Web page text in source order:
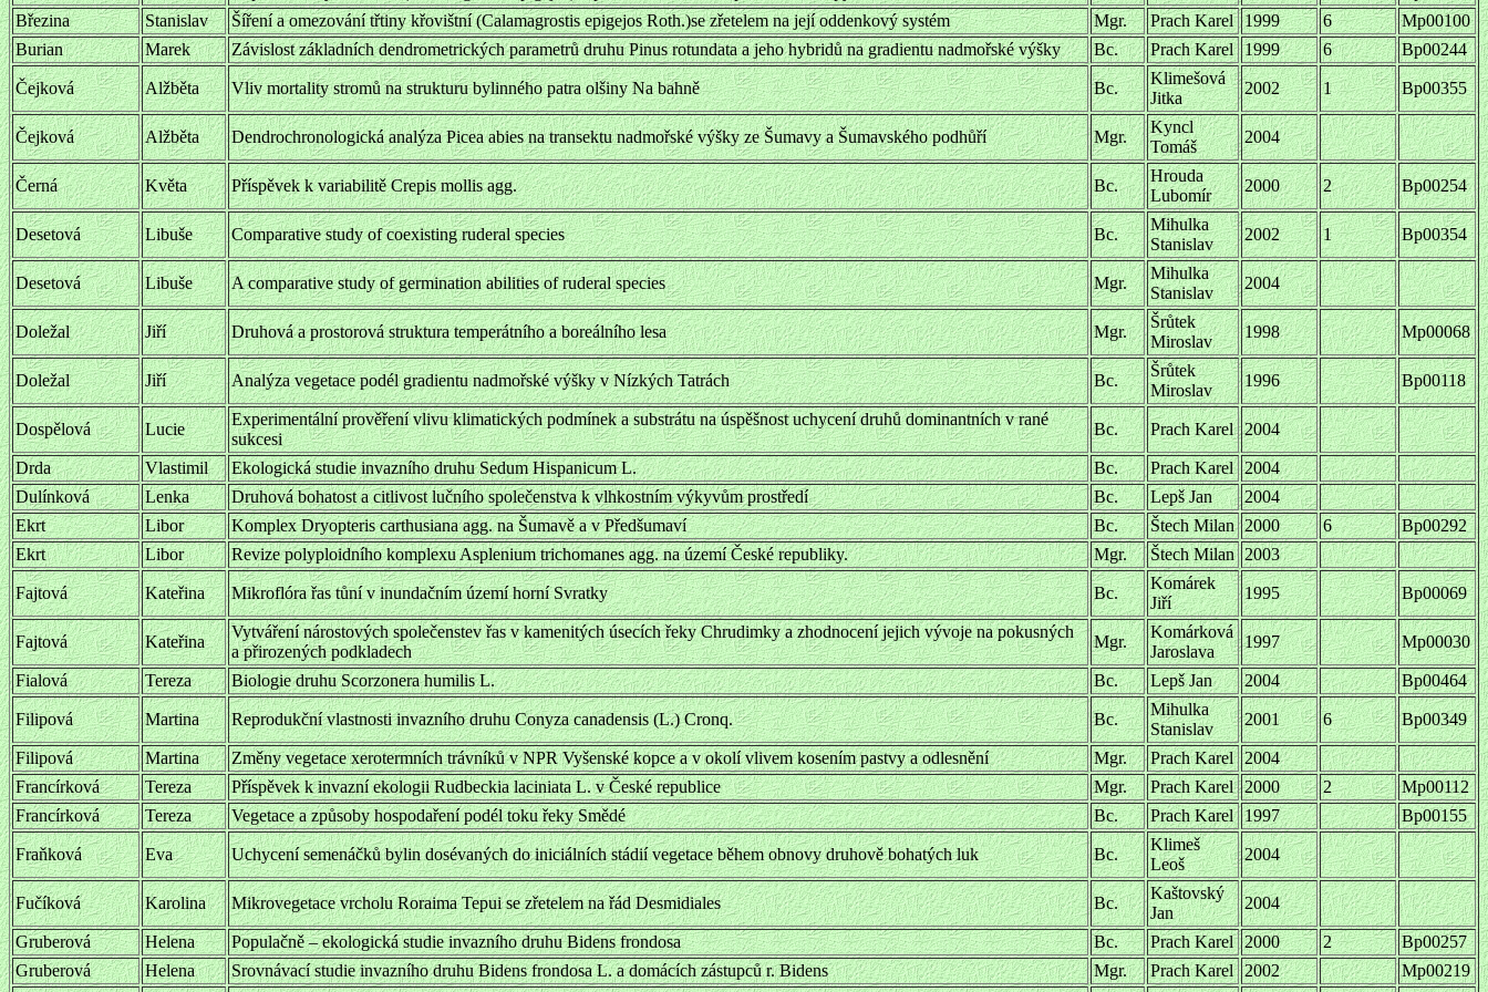
Březina
Stanislav Šíření a omezování třtiny křovištní (Calamagrostis epigejos Roth.)se zřetelem na její oddenkový systém Mgr. Prach Karel 1999 6
Mp00100
Burian
Marek Závislost základních dendrometrických parametrů druhu Pinus rotundata a jeho hybridů na gradientu nadmořské výšky Bc. Prach Karel 1999 6 Bp00244
Čejková Alžběta Vliv mortality stromů na strukturu bylinného patra olšiny Na bahně Bc.
Klimešová
Jitka
2002 1 Bp00355
Čejková Alžběta Dendrochronologická analýza Picea abies na transektu nadmořské výšky ze Šumavy a Šumavského podhůří Mgr.
Kyncl
Tomáš
2004
Černá Květa Příspěvek k variabilitě Crepis mollis agg. Bc.
Hrouda
Lubomír
2000 2 Bp00254
Desetová Libuše Comparative study of coexisting ruderal species Bc.
Mihulka
Stanislav
2002 1 Bp00354
Desetová Libuše A comparative study of germination abilities of ruderal species Mgr.
Mihulka
Stanislav
2004
Doležal Jiří Druhová a prostorová struktura temperátního a boreálního lesa Mgr.
Šrůtek
Miroslav
1998 Mp00068
Doležal Jiří Analýza vegetace podél gradientu nadmořské výšky v Nízkých Tatrách Bc.
Šrůtek
Miroslav
1996 Bp00118
Dospělová Lucie
Experimentální prověření vlivu klimatických podmínek a substrátu na úspěšnost uchycení druhů dominantních v rané
sukcesi
Bc. Prach Karel 2004
Drda Vlastimil Ekologická studie invazního druhu Sedum Hispanicum L. Bc. Prach Karel 2004
Dulínková
Lenka Druhová bohatost a citlivost lučního společenstva k vlhkostním výkyvům prostředí Bc. Lepš Jan
2004
Ekrt
Libor Komplex Dryopteris carthusiana agg. na Šumavě a v Předšumaví Bc. Štech Milan 2000 6
Bp00292
Ekrt
Libor Revize polyploidního komplexu Asplenium trichomanes agg. na území České republiky. Mgr. Štech Milan 2003
Fajtová Kateřina Mikroflóra řas tůní v inundačním území horní Svratky Bc.
Komárek
Jiří
1995 Bp00069
Fajtová Kateřina
Vytváření nárostových společenstev řas v kamenitých úsecích řeky Chrudimky a zhodnocení jejich vývoje na pokusných
a přirozených podkladech
Mgr.
Komárková
Jaroslava
1997 Mp00030
Fialová Tereza Biologie druhu Scorzonera humilis L. Bc. Lepš Jan 2004 Bp00464
Filipová Martina Reprodukční vlastnosti invazního druhu Conyza canadensis (L.) Cronq. Bc.
Mihulka
Stanislav
2001 6 Bp00349
Filipová Martina Změny vegetace xerotermních trávníků v NPR Vyšenské kopce a v okolí vlivem kosením pastvy a odlesnění Mgr. Prach Karel 2004
Francírková
Tereza Příspěvek k invazní ekologii Rudbeckia laciniata L. v České republice Mgr. Prach Karel 2000 2
Mp00112
Francírková
Tereza Vegetace a způsoby hospodaření podél toku řeky Smědé Bc. Prach Karel 1997 Bp00155
Fraňková Eva Uchycení semenáčků bylin dosévaných do iniciálních stádií vegetace během obnovy druhově bohatých luk Bc.
Klimeš
Leoš
2004
Fučíková Karolina Mikrovegetace vrcholu Roraima Tepui se zřetelem na řád Desmidiales Bc.
Kaštovský
Jan
2004
Gruberová Helena Populačně – ekologická studie invazního druhu Bidens frondosa Bc. Prach Karel 2000 2
Bp00257
Gruberová
Helena Srovnávací studie invazního druhu Bidens frondosa L. a domácích zástupců r. Bidens Mgr. Prach Karel 2002
Mp00219